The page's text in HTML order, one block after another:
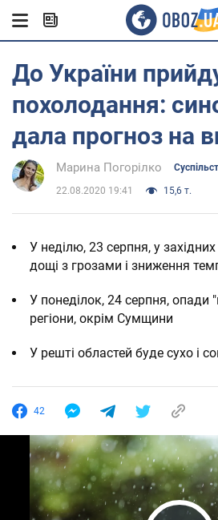
До України
похолодання:
дала прогноз на
Марина Погорілко
22.08.2020 19:41 15,6 т.
У неділю, 23 серпня, у
дощі з грозами і зниження
У понеділок, 24 серпня, опади
регіони, окрім Сумщини
У решті областей буде сухо і
42